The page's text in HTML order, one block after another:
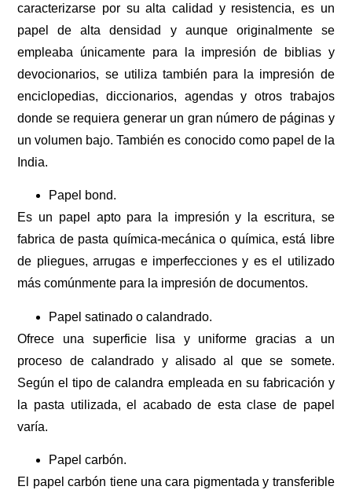
caracterizarse por su alta calidad y resistencia, es un
papel de alta densidad y aunque originalmente se
empleaba únicamente para la impresión de biblias y
devocionarios, se utiliza también para la impresión de
enciclopedias, diccionarios, agendas y otros trabajos
donde se requiera generar un gran número de páginas y
un volumen bajo. También es conocido como papel de la
India.
Papel bond.
Es un papel apto para la impresión y la escritura, se
fabrica de pasta química-mecánica o química, está libre
de pliegues, arrugas e imperfecciones y es el utilizado
más comúnmente para la impresión de documentos.
Papel satinado o calandrado.
Ofrece una superficie lisa y uniforme gracias a un
proceso de calandrado y alisado al que se somete.
Según el tipo de calandra empleada en su fabricación y
la pasta utilizada, el acabado de esta clase de papel
varía.
Papel carbón.
El papel carbón tiene una cara pigmentada y transferible